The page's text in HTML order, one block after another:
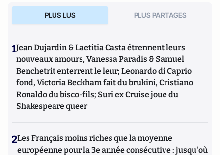
PLUS LUS PLUS PARTAGES
1Jean Dujardin & Laetitia Casta étrennent leurs
nouveaux amours, Vanessa Paradis & Samuel
Benchetrit enterrent le leur; Leonardo di Caprio
fond, Victoria Beckham fait du brukini, Cristiano
Ronaldo du bisco-fils; Suri ex Cruise joue du
Shakespeare queer
2Les Français moins riches que la moyenne
européenne pour la 3e année consécutive : jusqu'où